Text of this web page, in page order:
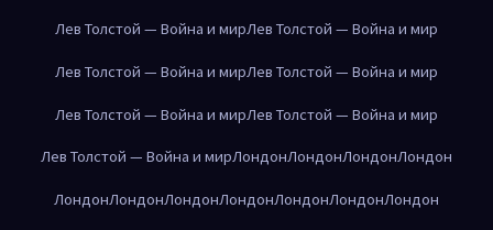
Лев Толстой — Война и мирЛев Толстой — Война и мир
Лев Толстой — Война и мирЛев Толстой — Война и мир
Лев Толстой — Война и мирЛев Толстой — Война и мир
Лев Толстой — Война и мирЛондонЛондонЛондонЛондон
ЛондонЛондонЛондонЛондонЛондонЛондонЛондон